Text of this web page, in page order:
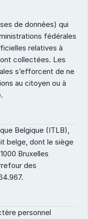
de données) qui
fédérales
relatives à
collectées. Les
s’efforcent de ne
au citoyen ou à
Belgique (ITLB),
belge, dont le siège
Bruxelles
des
personnel